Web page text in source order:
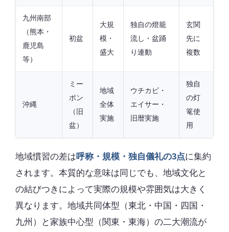
九州南部
（熊本・
鹿児島
等）
初盆
大規
模・
盛大
独自の燈籠
流し・盆踊
り連動
玄関
先に
複数
沖縄
ミー
ボン
（旧
盆）
地域
全体
実施
ウチカビ・
エイサー・
旧暦実施
独自
の灯
篭使
用
地域慣習の差は呼称・規模・独自儀礼の3点に集約
されます。本質的な意味は同じでも、地域文化と
の結びつきによって実際の規模や雰囲気は大きく
異なります。地域共同体型（東北・中国・四国・
九州）と家族中心型（関東・東海）の二大潮流が